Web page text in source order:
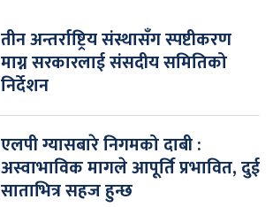
तीन अन्तर्राष्ट्रिय संस्थासँग स्पष्टीकरण
माग्न सरकारलाई संसदीय समितिको
निर्देशन
एलपी ग्यासबारे निगमको दाबी :
अस्वाभाविक मागले आपूर्ति प्रभावित, दुई
साताभित्र सहज हुन्छ